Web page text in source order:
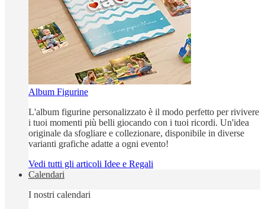
Album Figurine
L'album figurine personalizzato è il modo perfetto per rivivere
i tuoi momenti più belli giocando con i tuoi ricordi. Un'idea
originale da sfogliare e collezionare, disponibile in diverse
varianti grafiche adatte a ogni evento!
Vedi tutti gli articoli Idee e Regali
Calendari
I nostri calendari